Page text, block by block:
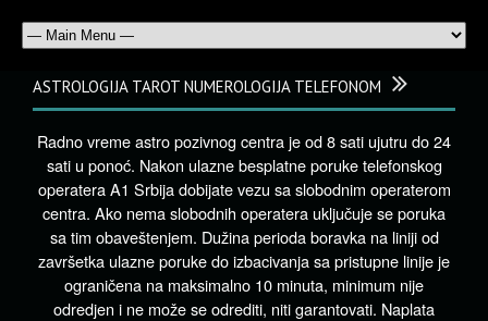
ASTROLOGIJA TAROT NUMEROLOGIJA TELEFONOM
Radno vreme astro pozivnog centra je od 8 sati ujutru do 24
sati u ponoć. Nakon ulazne besplatne poruke telefonskog
operatera A1 Srbija dobijate vezu sa slobodnim operaterom
centra. Ako nema slobodnih operatera uključuje se poruka
sa tim obaveštenjem. Dužina perioda boravka na liniji od
završetka ulazne poruke do izbacivanja sa pristupne linije je
ograničena na maksimalno 10 minuta, minimum nije
odredjen i ne može se odrediti, niti garantovati. Naplata